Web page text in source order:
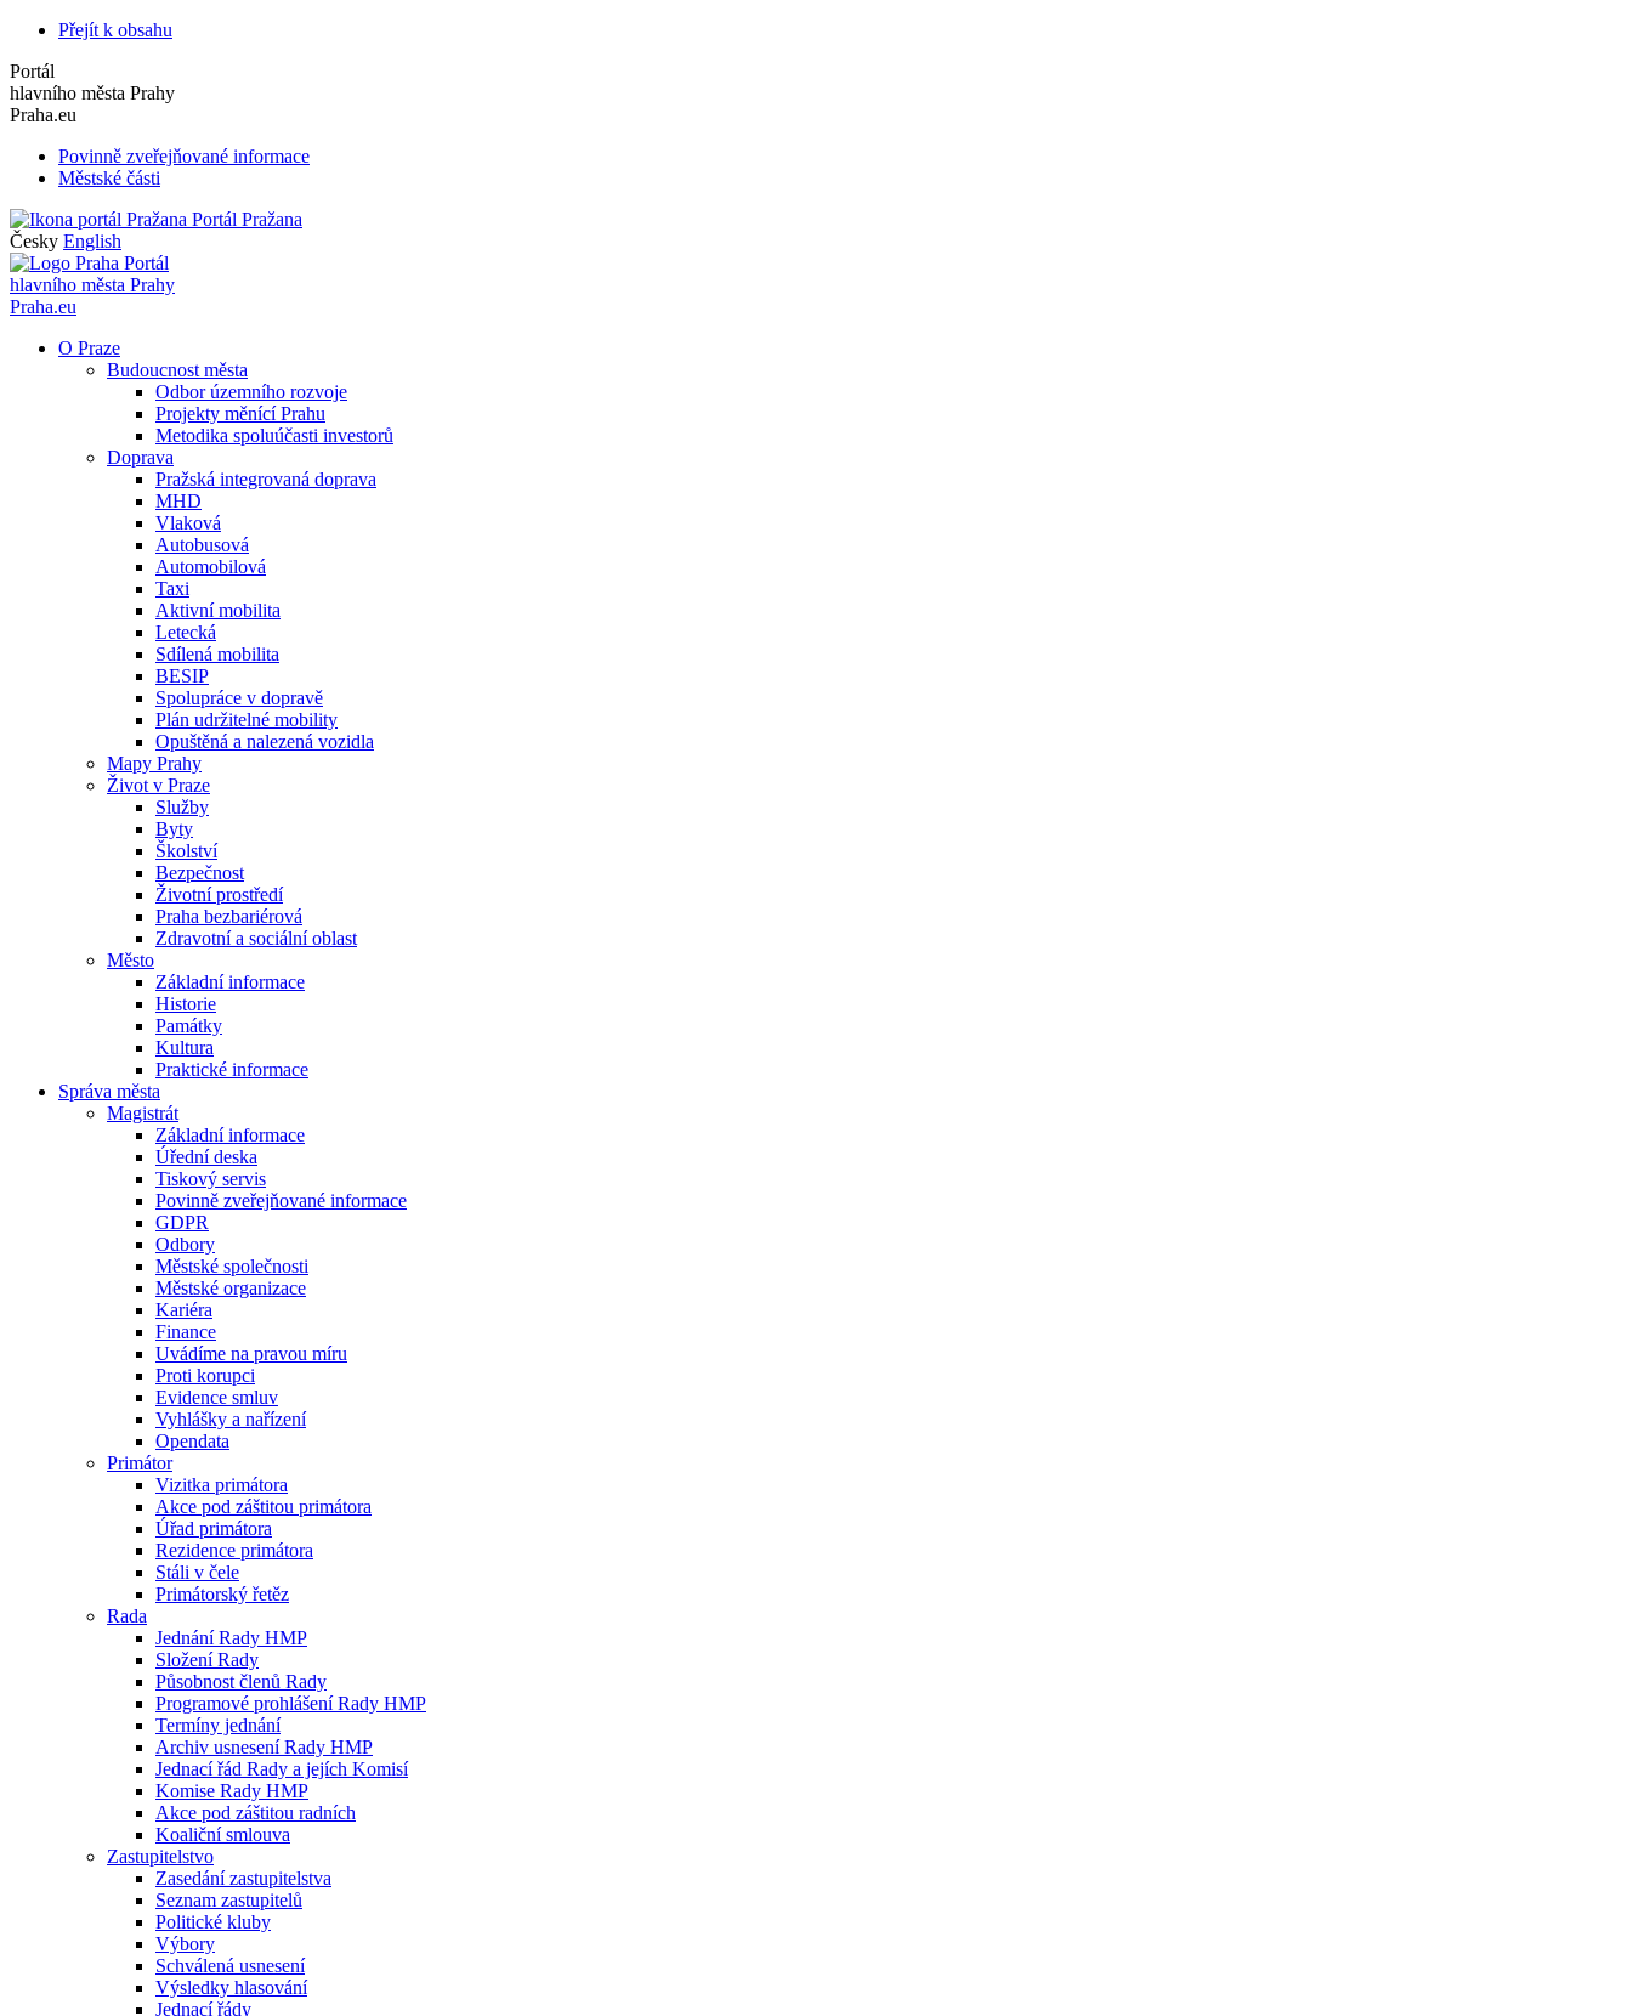
Přejít k obsahu
Portál
hlavního města Prahy
Praha.eu
Povinně zveřejňované informace
Městské části
Portál Pražana
Česky English
Portál
hlavního města Prahy
Praha.eu
O Praze
Budoucnost města
Odbor územního rozvoje
Projekty měnící Prahu
Metodika spoluúčasti investorů
Doprava
Pražská integrovaná doprava
MHD
Vlaková
Autobusová
Automobilová
Taxi
Aktivní mobilita
Letecká
Sdílená mobilita
BESIP
Spolupráce v dopravě
Plán udržitelné mobility
Opuštěná a nalezená vozidla
Mapy Prahy
Život v Praze
Služby
Byty
Školství
Bezpečnost
Životní prostředí
Praha bezbariérová
Zdravotní a sociální oblast
Město
Základní informace
Historie
Památky
Kultura
Praktické informace
Správa města
Magistrát
Základní informace
Úřední deska
Tiskový servis
Povinně zveřejňované informace
GDPR
Odbory
Městské společnosti
Městské organizace
Kariéra
Finance
Uvádíme na pravou míru
Proti korupci
Evidence smluv
Vyhlášky a nařízení
Opendata
Primátor
Vizitka primátora
Akce pod záštitou primátora
Úřad primátora
Rezidence primátora
Stáli v čele
Primátorský řetěz
Rada
Jednání Rady HMP
Složení Rady
Působnost členů Rady
Programové prohlášení Rady HMP
Termíny jednání
Archiv usnesení Rady HMP
Jednací řád Rady a jejích Komisí
Komise Rady HMP
Akce pod záštitou radních
Koaliční smlouva
Zastupitelstvo
Zasedání zastupitelstva
Seznam zastupitelů
Politické kluby
Výbory
Schválená usnesení
Výsledky hlasování
Jednací řády